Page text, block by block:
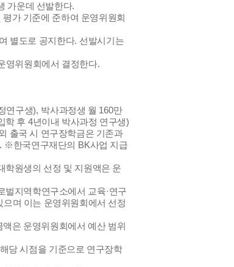
가운데 선발한다.
가 기준에 준하여 운영위원회
별도로 공지한다. 선발시기는
영위원회에서 결정한다.
연구생), 박사과정생 월 160만
학 후 4년이내 박사과정 연구생)
출국 시 연구장학금은 기존과
※한국연구재단의 BK사업 지급
학원생의 선정 및 지원액은 운
벌지역학연구소에서 교육·연구
며 이는 운영위원회에서 선정
은 운영위원회에서 예산 범위
당 시점을 기준으로 연구장학